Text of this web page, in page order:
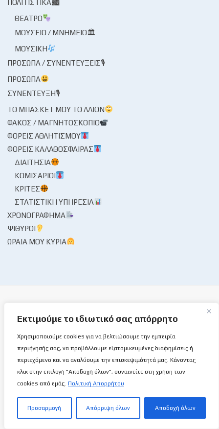
Εκτιμούμε το ιδιωτικό σας απόρρητο
Χρησιμοποιούμε cookies για να βελτιώσουμε την εμπειρία
περιήγησής σας, να προβάλλουμε εξατομικευμένες διαφημίσεις ή
περιεχόμενο και να αναλύουμε την επισκεψιμότητά μας. Κάνοντας
κλικ στην επιλογή "Αποδοχή όλων", συναινείτε στη χρήση των
cookies από εμάς. Πολιτική Απορρήτου
Προσαρμογή Απόρριψη όλων Αποδοχή όλων
ΠΟΛΙΤΙΣΤΙΚΆ🏙
ΘΈΑΤΡΟ
ΜΟΥΣΕΊΟ / ΜΝΗΜΕΊΟ🏛
ΜΟΥΣΙΚΉ
ΠΡΌΣΩΠΑ / ΣΥΝΕΝΤΕΎΞΕΙΣ🎙
ΠΡΌΣΩΠΑ
ΣΥΝΈΝΤΕΥΞΗ🎙
ΤΟ ΜΠΆΣΚΕΤ ΜΟΥ ΤΟ ΛΛΊΟΝ
ΦΑΚΌΣ / ΜΑΓΝΗΤΟΣΚΌΠΙΟ
ΦΟΡΕΊΣ ΑΘΛΗΤΙΣΜΟΎ
ΦΟΡΕΊΣ ΚΑΛΑΘΌΣΦΑΙΡΑΣ
ΔΙΑΙΤΗΣΊΑ
ΚΟΜΙΣΆΡΙΟΙ
ΚΡΙΤΈΣ
ΣΤΑΤΙΣΤΙΚΉ ΥΠΗΡΕΣΊΑ
ΧΡΟΝΟΓΡΆΦΗΜΑ
ΨΊΘΥΡΟΙ
ΩΡΑΊΑ ΜΟΥ ΚΥΡΊΑ
Μια νέα ιστοσελίδα εμφανίζεται σήμερα μπροστά στις οθόνες
σας, η basketballstoriescy.com.
Κανένα μα κανένα κείμενο σε αυτήν την ιστοσελίδα, δεν
θα είναιανώνυμο!